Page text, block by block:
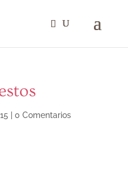
0 Comentarios